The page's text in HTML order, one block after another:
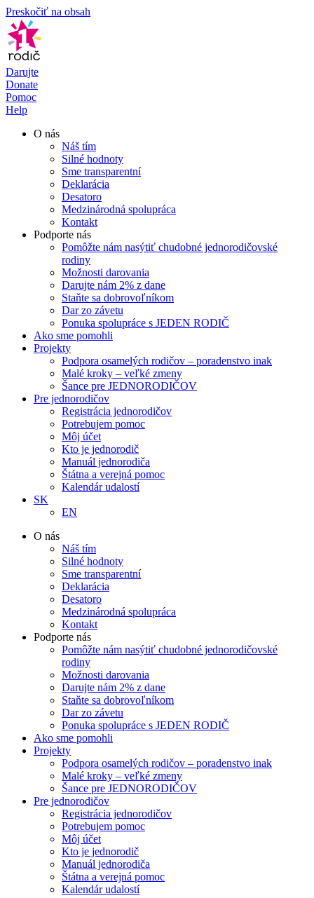
Preskočiť na obsah
Darujte
Donate
Pomoc
Help
O nás
Náš tím
Silné hodnoty
Sme transparentní
Deklarácia
Desatoro
Medzinárodná spolupráca
Kontakt
Podporte nás
Pomôžte nám nasýtiť chudobné jednorodičovské
rodiny
Možnosti darovania
Darujte nám 2% z dane
Staňte sa dobrovoľníkom
Dar zo závetu
Ponuka spolupráce s JEDEN RODIČ
Ako sme pomohli
Projekty
Podpora osamelých rodičov – poradenstvo inak
Malé kroky – veľké zmeny
Šance pre JEDNORODIČOV
Pre jednorodičov
Registrácia jednorodičov
Potrebujem pomoc
Môj účet
Kto je jednorodič
Manuál jednorodiča
Štátna a verejná pomoc
Kalendár udalostí
SK
EN
O nás
Náš tím
Silné hodnoty
Sme transparentní
Deklarácia
Desatoro
Medzinárodná spolupráca
Kontakt
Podporte nás
Pomôžte nám nasýtiť chudobné jednorodičovské
rodiny
Možnosti darovania
Darujte nám 2% z dane
Staňte sa dobrovoľníkom
Dar zo závetu
Ponuka spolupráce s JEDEN RODIČ
Ako sme pomohli
Projekty
Podpora osamelých rodičov – poradenstvo inak
Malé kroky – veľké zmeny
Šance pre JEDNORODIČOV
Pre jednorodičov
Registrácia jednorodičov
Potrebujem pomoc
Môj účet
Kto je jednorodič
Manuál jednorodiča
Štátna a verejná pomoc
Kalendár udalostí